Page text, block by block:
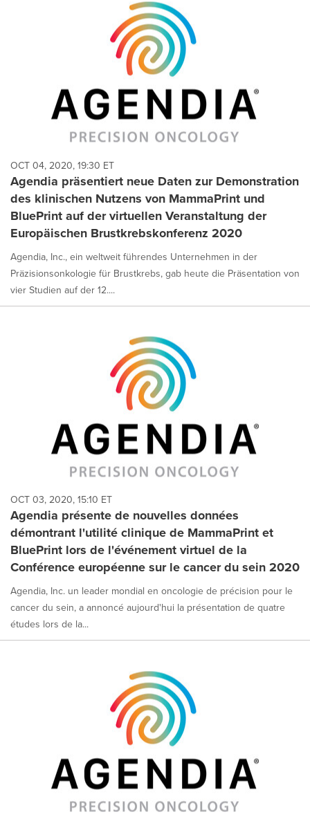
OCT 04, 2020, 19:30 ET
Agendia präsentiert neue Daten zur Demonstration
des klinischen Nutzens von MammaPrint und
BluePrint auf der virtuellen Veranstaltung der
Europäischen Brustkrebskonferenz 2020
Agendia, Inc., ein weltweit führendes Unternehmen in der
Präzisionsonkologie für Brustkrebs, gab heute die Präsentation von
vier Studien auf der 12....
OCT 03, 2020, 15:10 ET
Agendia présente de nouvelles données
démontrant l'utilité clinique de MammaPrint et
BluePrint lors de l'événement virtuel de la
Conférence européenne sur le cancer du sein 2020
Agendia, Inc. un leader mondial en oncologie de précision pour le
cancer du sein, a annoncé aujourd'hui la présentation de quatre
études lors de la...